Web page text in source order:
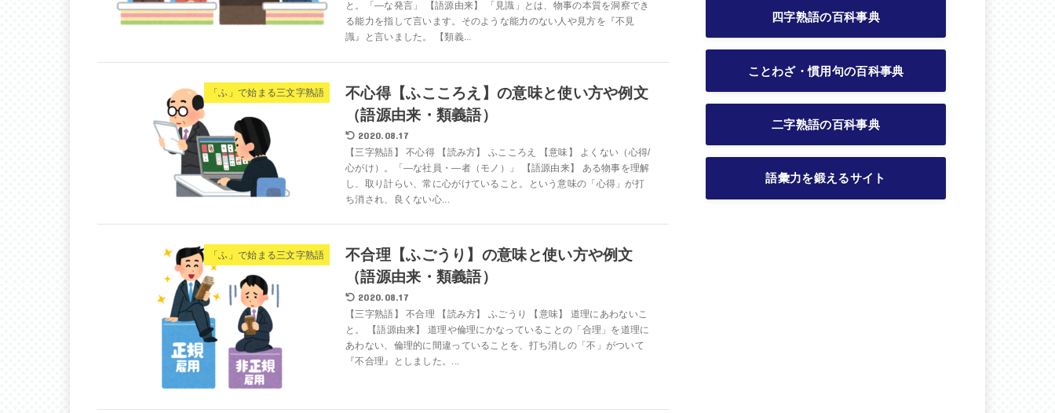
と。「―な発言」 【語源由来】 「見識」とは、物事の本質を洞察でき
る能力を指して言います。そのような能力のない人や見方を『不見
識』と言いました。 【類義...
「ふ」で始まる三文字熟語
不心得【ふこころえ】の意味と使い方や例文
（語源由来・類義語）
2020.08.17
【三字熟語】 不心得 【読み方】 ふこころえ 【意味】 よくない（心得/
心がけ）。「―な社員・―者（モノ）」 【語源由来】 ある物事を理解
し、取り計らい、常に心がけていること。という意味の「心得」が打
ち消され、良くない心...
「ふ」で始まる三文字熟語
不合理【ふごうり】の意味と使い方や例文
（語源由来・類義語）
2020.08.17
【三字熟語】 不合理 【読み方】 ふごうり 【意味】 道理にあわないこ
と。 【語源由来】 道理や倫理にかなっていることの「合理」を道理に
あわない、倫理的に間違っていることを、打ち消しの「不」がついて
『不合理』としました。...
四字熟語の百科事典
ことわざ・慣用句の百科事典
二字熟語の百科事典
語彙力を鍛えるサイト